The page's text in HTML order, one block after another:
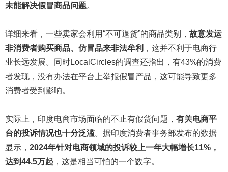
未能解决假冒商品问题。
详细来看，一些卖家会利用“不可退货”的商品类别， 故意发运
非消费者购买商品、 仿冒品来非法牟利 ，这并不利于电商行
业长远发展。同时LocalCircles的调查还指出，有43%的消费
者发现，没有办法在平台上举报假冒产品，这可能导致更多
消费者受到影响。
实际上，印度电商市场面临的不止有假货问题， 有关电商平
台的投诉情况也十分泛滥。据印度消费者事务部发布的数据
显示， 2024年针对电商领域的投诉较上一年大幅增长11%，
达到44.5万起 ，这是相当可怕的一个数字。